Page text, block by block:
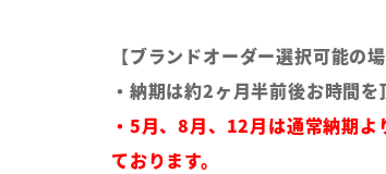
【ブランドオーダー選択可能の場
・納期は約2ヶ月半前後お時間を
・5月、8月、12月は通常納期
ております。